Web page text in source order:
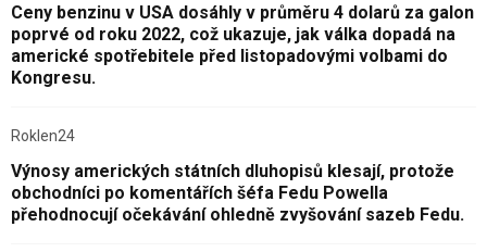
Ceny benzinu v USA dosáhly v průměru 4 dolarů za galon
poprvé od roku 2022, což ukazuje, jak válka dopadá na
americké spotřebitele před listopadovými volbami do
Kongresu.
Roklen24
Výnosy amerických státních dluhopisů klesají, protože
obchodníci po komentářích šéfa Fedu Powella
přehodnocují očekávání ohledně zvyšování sazeb Fedu.